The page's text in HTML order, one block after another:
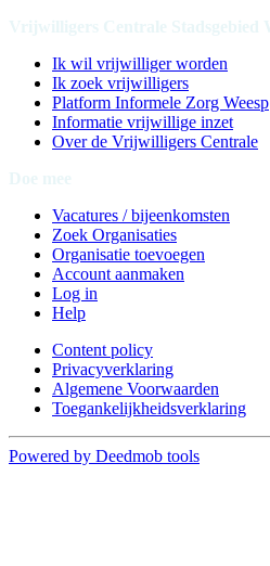
Ik wil vrijwilliger worden
Ik zoek vrijwilligers
Platform Informele Zorg Weesp
Informatie vrijwillige inzet
Over de Vrijwilligers Centrale
Vacatures / bijeenkomsten
Zoek Organisaties
Organisatie toevoegen
Account aanmaken
Log in
Help
Content policy
Privacyverklaring
Algemene Voorwaarden
Toegankelijkheidsverklaring
Powered by Deedmob tools